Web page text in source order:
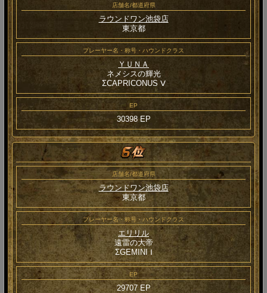
店舗名/都道府県
ラウンドワン池袋店
東京都
プレーヤー名・称号・ハウンドクラス
ＹＵＮＡ
ネメシスの輝光
ΣCAPRICONUS Ⅴ
EP
30398 EP
店舗名/都道府県
ラウンドワン池袋店
東京都
プレーヤー名・称号・ハウンドクラス
エリリル
遠雷の大帝
ΣGEMINI Ⅰ
EP
29707 EP